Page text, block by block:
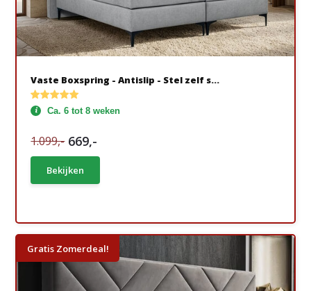
Vaste Boxspring - Antislip - Stel zelf s...
Ca. 6 tot 8 weken
1.099,- 669,-
Bekijken
Gratis Zomerdeal!